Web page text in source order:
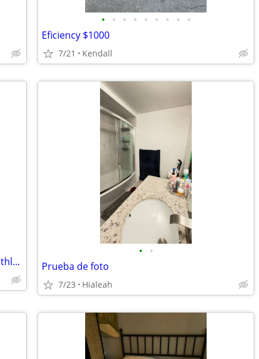
• • • • • • • • •
Eficiency $1000
7/21 Kendall
Looking for studio or efficiency in the Southland Mall area.
• •
Prueba de foto
7/23 Hialeah